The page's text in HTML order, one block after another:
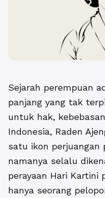
Sejarah perempuan
panjang yang tak
untuk hak,
Indonesia, Raden
satu ikon perjuangan
namanya selalu
perayaan Hari Kartini
hanya seorang